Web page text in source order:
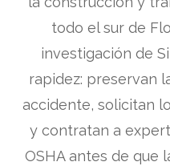
todo el sur de
investigación de
rapidez: preservan
accidente, solicitan
y contratan a
OSHA antes de que